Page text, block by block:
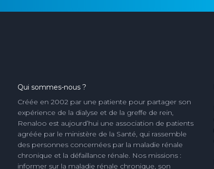
Qui sommes-nous ?
Créée en 2002 par une patiente pour partager son
expérience de la dialyse et de la greffe de rein,
Renaloo est aujourd’hui une association de patients
agréée par le ministère de la Santé, qui rassemble
des personnes concernées par la maladie rénale
chronique et la défaillance rénale. Nos missions :
informer sur la maladie rénale chronique, son